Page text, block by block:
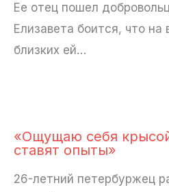
Ее отец пошел
Елизавета боится, что на
близких ей…
«Ощущаю себя
ставят опыты»
26-летний петербуржец